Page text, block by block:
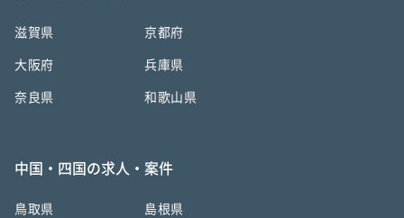
滋賀県 京都府
大阪府 兵庫県
奈良県 和歌山県
中国・四国の求人・案件
鳥取県 島根県